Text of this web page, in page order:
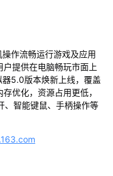
作流畅运行游戏及应用
提供在电脑畅玩市面上
5.0版本焕新上线，覆盖
优化，资源占用更低，
、智能键鼠、手柄操作等